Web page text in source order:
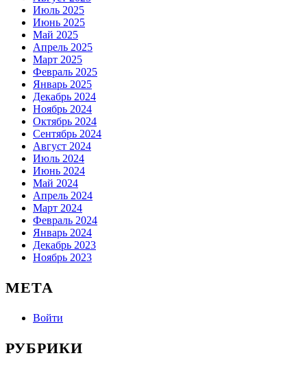
Июль 2025
Июнь 2025
Май 2025
Апрель 2025
Март 2025
Февраль 2025
Январь 2025
Декабрь 2024
Ноябрь 2024
Октябрь 2024
Сентябрь 2024
Август 2024
Июль 2024
Июнь 2024
Май 2024
Апрель 2024
Март 2024
Февраль 2024
Январь 2024
Декабрь 2023
Ноябрь 2023
МЕТА
Войти
РУБРИКИ